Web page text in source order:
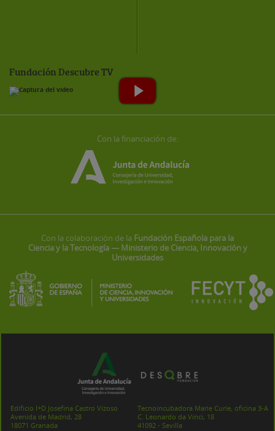
Fundación Descubre TV
Con la financiación de:
Con la colaboración de la Fundación Española para la
Ciencia y la Tecnología — Ministerio de Ciencia, Innovación y
Universidades
Edificio I+D Josefina Castro Vizoso
Avenida de Madrid, 28
18071 Granada
Tecnoincubadora Marie Curie, oficina 3-A
C. Leonardo da Vinci, 18
41092 - Sevilla